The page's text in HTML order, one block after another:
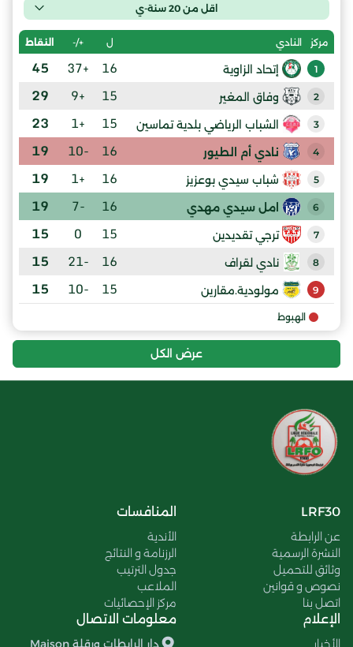
اقل من 20 سنة-ي
مركز النادي ل +/- النقاط
1 إتحاد الزاوية 16
+37
45
2 وفاق المغير 15
+9
29
3 الشباب الرياضي بلدية تماسين 15
+1
23
4 نادي أم الطيور 16
-10
19
5 شباب سيدي بوعزيز 16
+1
19
6 امل سيدي مهدي 16
-7
19
7 ترجي تقديدين 15
0
15
8 نادي لقراف 16
-21
15
9 مولودية.مقارين 15
-10
15
الهبوط
عرض الكل
LRF30
عن الرابطة
النشرة الرسمية
وثائق للتحميل
نصوص و قوانين
اتصل بنا
المنافسات
الأندية
الرزنامة و النتائج
جدول الترتيب
الملاعب
مركز الإحصائيات
الإعلام
الأخبار
معلومات الاتصال
دار الرابطات ورقلة Maison